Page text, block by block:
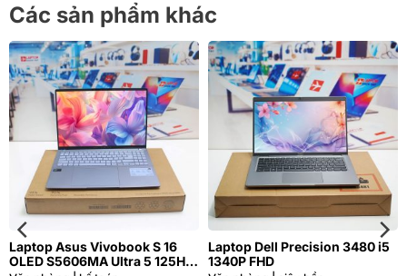
Các sản phẩm khác
Laptop Asus Vivobook S 16
OLED S5606MA Ultra 5 125H
Laptop Dell Precision 3480 i5
1340P FHD